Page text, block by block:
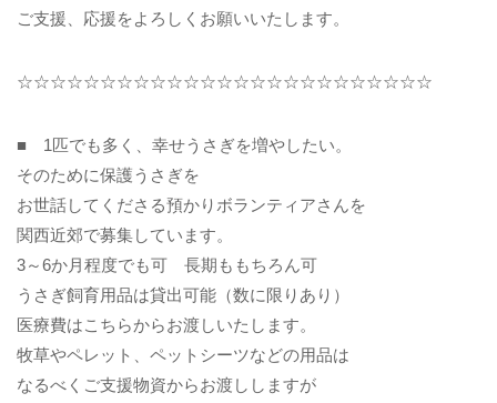
ご支援、応援をよろしくお願いいたします。
☆☆☆☆☆☆☆☆☆☆☆☆☆☆☆☆☆☆☆☆☆☆☆☆☆
■ 1匹でも多く、幸せうさぎを増やしたい。
そのために保護うさぎを
お世話してくださる預かりボランティアさんを
関西近郊で募集しています。
3～6か月程度でも可 長期ももちろん可
うさぎ飼育用品は貸出可能（数に限りあり）
医療費はこちらからお渡しいたします。
牧草やペレット、ペットシーツなどの用品は
なるべくご支援物資からお渡ししますが